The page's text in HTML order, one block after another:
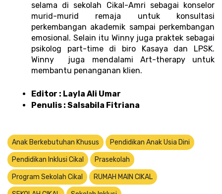
selama di sekolah Cikal-Amri sebagai konselor
murid-murid remaja untuk konsultasi
perkembangan akademik sampai perkembangan
emosional. Selain itu Winny juga praktek sebagai
psikolog part-time di biro Kasaya dan LPSK.
Winny  juga mendalami Art-therapy untuk
membantu penanganan klien.
Editor : Layla Ali Umar
Penulis : Salsabila Fitriana
Anak Berkebutuhan Khusus Pendidikan Anak Usia Dini
Pendidikan Inklusi Cikal Prasekolah
Program Sekolah Cikal RUMAH MAIN CIKAL